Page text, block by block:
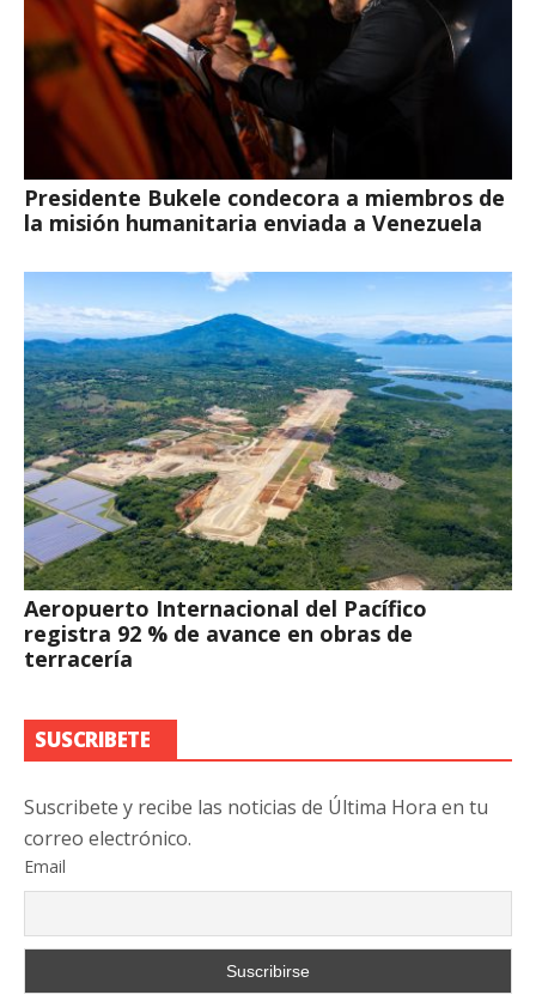
Presidente Bukele condecora a miembros de
la misión humanitaria enviada a Venezuela
Aeropuerto Internacional del Pacífico
registra 92 % de avance en obras de
terracería
SUSCRIBETE
Suscribete y recibe las noticias de Última Hora en tu
correo electrónico.
Email